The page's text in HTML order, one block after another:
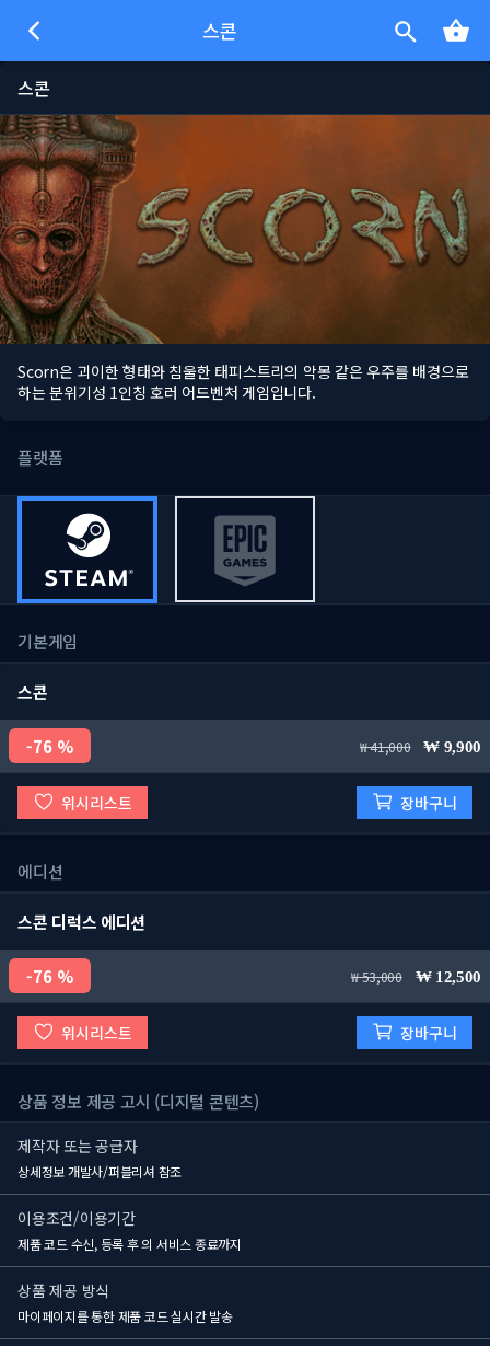
스콘
스콘
Scorn은 괴이한 형태와 침울한 태피스트리의 악몽 같은 우주를 배경으로
하는 분위기성 1인칭 호러 어드벤처 게임입니다.
플랫폼
기본게임
스콘
76 % 41,000 9,900
위시리스트 장바구니
에디션
스콘 디럭스 에디션
76 % 53,000 12,500
위시리스트 장바구니
상품 정보 제공 고시 (디지털 콘텐츠)
제작자 또는 공급자
상세정보 개발사/퍼블리셔 참조
이용조건/이용기간
제품 코드 수신, 등록 후의 서비스 종료까지
상품 제공 방식
마이페이지를 통한 제품 코드 실시간 발송